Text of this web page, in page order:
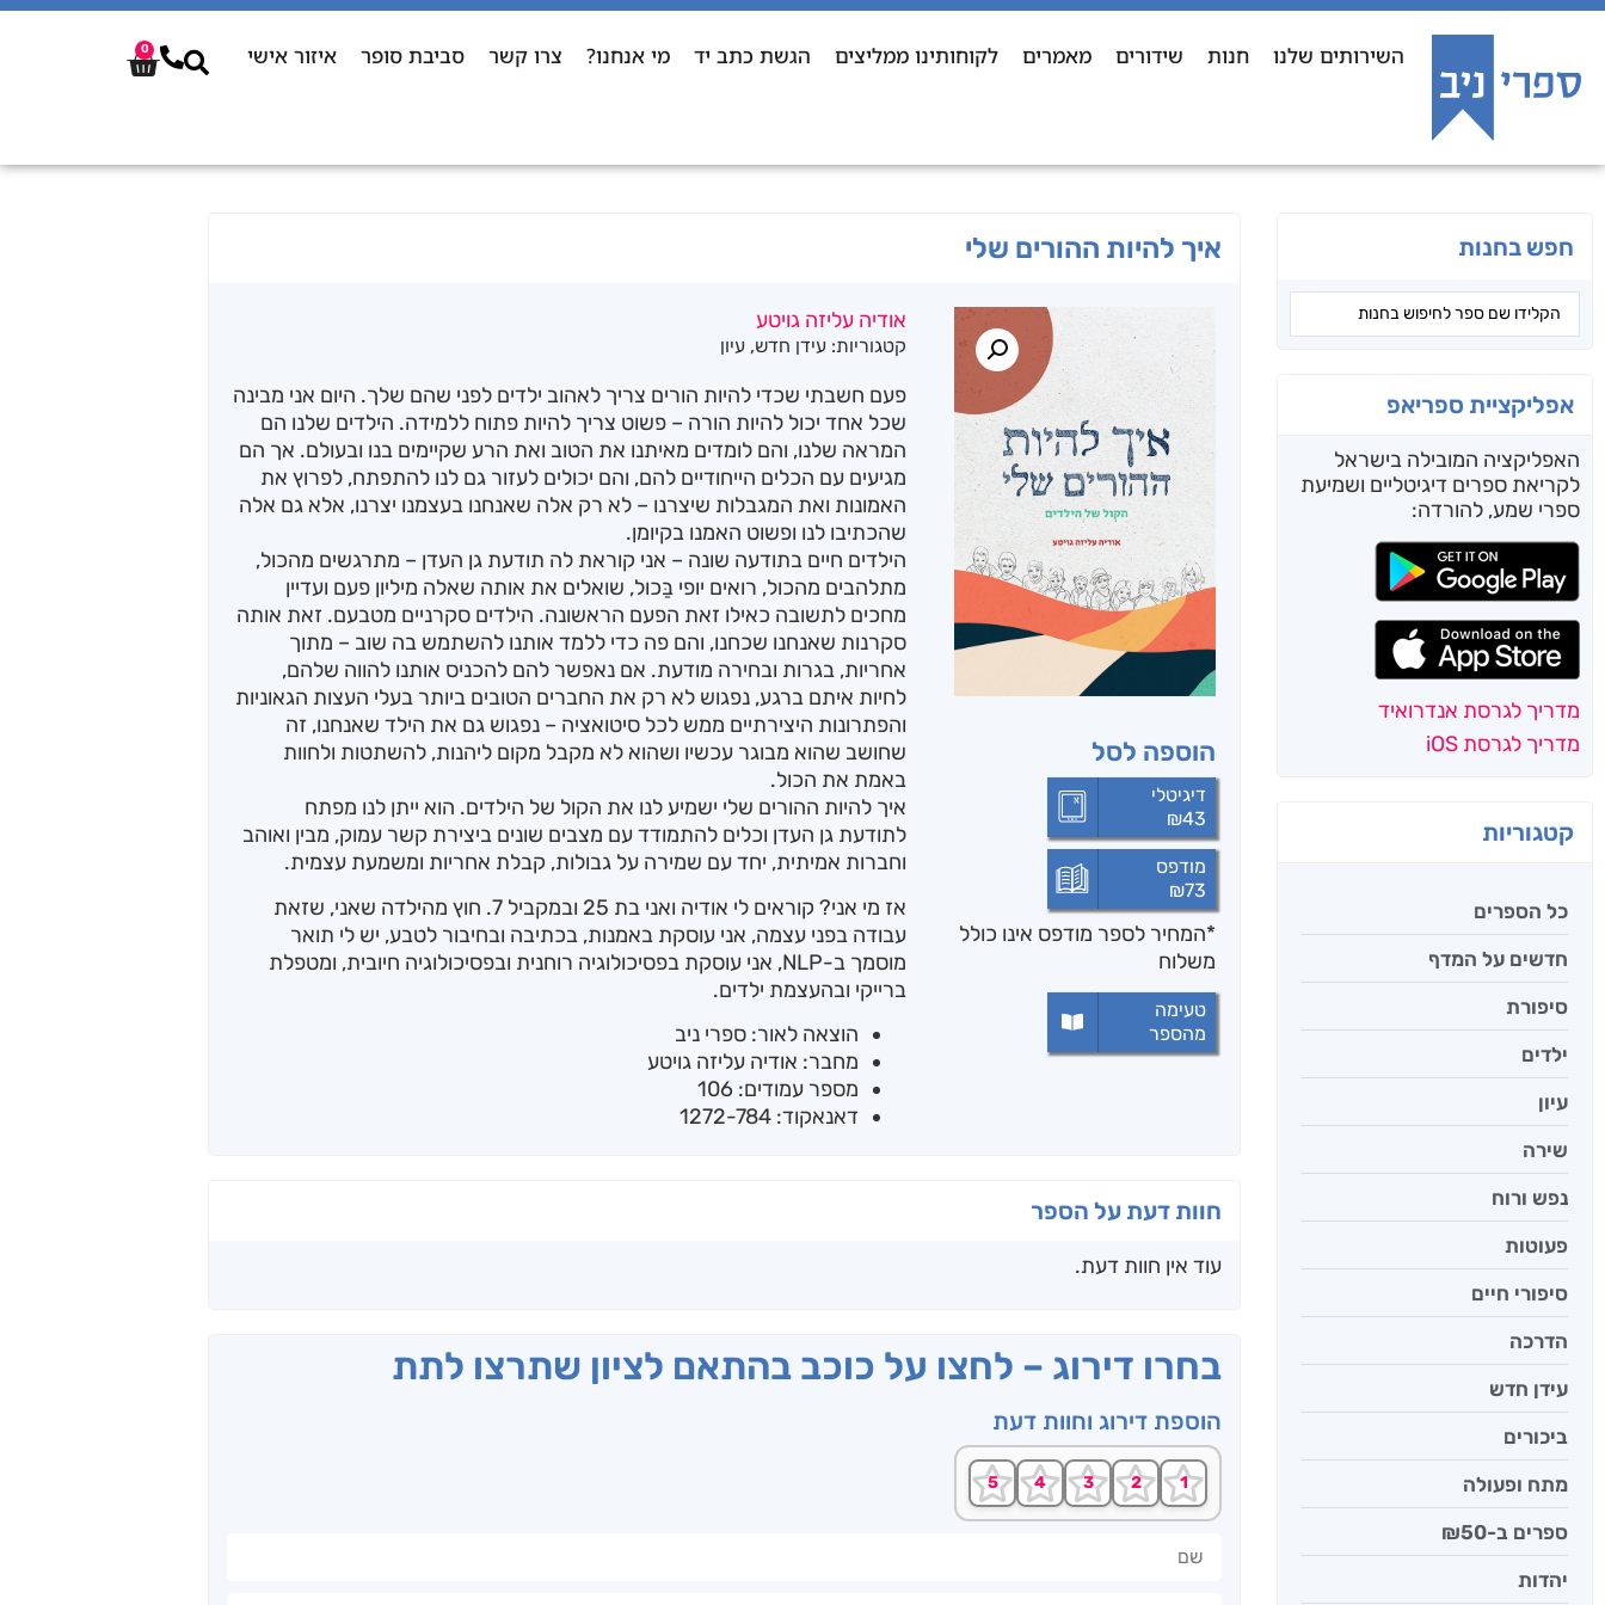
השירותים שלנו חנות שידורים מאמרים לקוחותינו ממליצים הגשת כתב יד מי אנחנו? צרו קשר סביבת סופר איזור אישי 0
חפש בחנות
אפליקציית ספריאפ
האפליקציה המובילה בישראל
לקריאת ספרים דיגיטליים ושמיעת
ספרי שמע, להורדה:
מדריך לגרסת אנדרואיד
מדריך לגרסת iOS
קטגוריות
כל הספרים
חדשים על המדף
סיפורת
ילדים
עיון
שירה
נפש ורוח
פעוטות
סיפורי חיים
הדרכה
עידן חדש
ביכורים
מתח ופעולה
ספרים ב-₪50
יהדות
איך להיות ההורים שלי
הוספה לסל
דיגיטלי
₪43
מודפס
₪73
*המחיר לספר מודפס אינו כולל
משלוח
טעימה
מהספר
אודיה עליזה גויטע
קטגוריות: עידן חדש, עיון
פעם חשבתי שכדי להיות הורים צריך לאהוב ילדים לפני שהם שלך. היום אני מבינה
שכל אחד יכול להיות הורה – פשוט צריך להיות פתוח ללמידה. הילדים שלנו הם
המראה שלנו, והם לומדים מאיתנו את הטוב ואת הרע שקיימים בנו ובעולם. אך הם
מגיעים עם הכלים הייחודיים להם, והם יכולים לעזור גם לנו להתפתח, לפרוץ את
האמונות ואת המגבלות שיצרנו – לא רק אלה שאנחנו בעצמנו יצרנו, אלא גם אלה
שהכתיבו לנו ופשוט האמנו בקיומן.
הילדים חיים בתודעה שונה – אני קוראת לה תודעת גן העדן – מתרגשים מהכול,
מתלהבים מהכול, רואים יופי בַּכול, שואלים את אותה שאלה מיליון פעם ועדיין
מחכים לתשובה כאילו זאת הפעם הראשונה. הילדים סקרניים מטבעם. זאת אותה
סקרנות שאנחנו שכחנו, והם פה כדי ללמד אותנו להשתמש בה שוב – מתוך
אחריות, בגרות ובחירה מודעת. אם נאפשר להם להכניס אותנו להווה שלהם,
לחיות איתם ברגע, נפגוש לא רק את החברים הטובים ביותר בעלי העצות הגאוניות
והפתרונות היצירתיים ממש לכל סיטואציה – נפגוש גם את הילד שאנחנו, זה
שחושב שהוא מבוגר עכשיו ושהוא לא מקבל מקום ליהנות, להשתטות ולחוות
באמת את הכול.
איך להיות ההורים שלי ישמיע לנו את הקול של הילדים. הוא ייתן לנו מפתח
לתודעת גן העדן וכלים להתמודד עם מצבים שונים ביצירת קשר עמוק, מבין ואוהב
וחברות אמיתית, יחד עם שמירה על גבולות, קבלת אחריות ומשמעת עצמית.
אז מי אני? קוראים לי אודיה ואני בת 25 ובמקביל 7. חוץ מהילדה שאני, שזאת
עבודה בפני עצמה, אני עוסקת באמנות, בכתיבה ובחיבור לטבע, יש לי תואר
מוסמך ב-NLP, אני עוסקת בפסיכולוגיה רוחנית ובפסיכולוגיה חיובית, ומטפלת
ברייקי ובהעצמת ילדים.
הוצאה לאור: ספרי ניב
מחבר: אודיה עליזה גויטע
מספר עמודים: 106
דאנאקוד: 1272-784
חוות דעת על הספר
עוד אין חוות דעת.
בחרו דירוג – לחצו על כוכב בהתאם לציון שתרצו לתת
הוספת דירוג וחוות דעת